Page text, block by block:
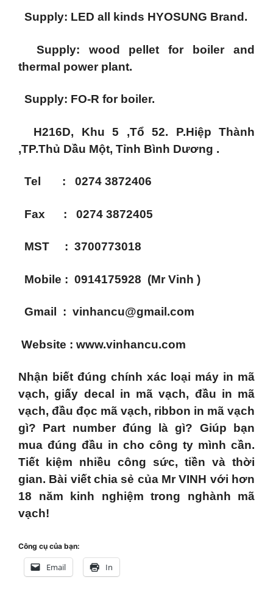
Supply: LED all kinds HYOSUNG Brand.
Supply: wood pellet for boiler and
thermal power plant.
Supply: FO-R for boiler.
H216D, Khu 5 ,Tổ 52. P.Hiệp Thành
,TP.Thủ Dầu Một, Tỉnh Bình Dương .
Tel : 0274 3872406
Fax : 0274 3872405
MST : 3700773018
Mobile : 0914175928 (Mr Vinh )
Gmail : vinhancu@gmail.com
Website : www.vinhancu.com
Nhận biết đúng chính xác loại máy in mã
vạch, giấy decal in mã vạch, đầu in mã
vạch, đầu đọc mã vạch, ribbon in mã vạch
gì? Part number đúng là gì? Giúp bạn
mua đúng đầu in cho công ty mình cần.
Tiết kiệm nhiều công sức, tiền và thời
gian. Bài viết chia sẻ của Mr VINH với hơn
18 năm kinh nghiệm trong nghành mã
vạch!
Công cụ của bạn:
Email In